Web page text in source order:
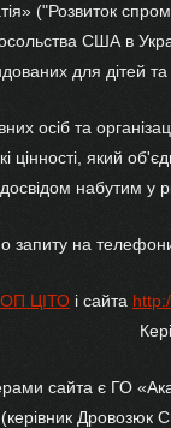
("Розвиток
США в
для дітей та
осіб та
цінності, який
набутим у
запиту на
ОП ЦІТО і сайта
сайта є ГО
Дровозюк